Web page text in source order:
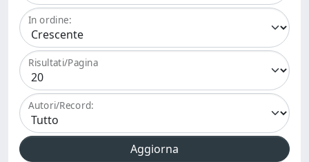
In ordine:
Risultati/Pagina
Autori/Record: